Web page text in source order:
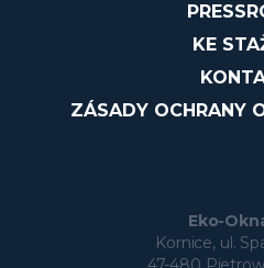
KE
ZÁSADY OCHRANY
Eko-
Kornice, ul.